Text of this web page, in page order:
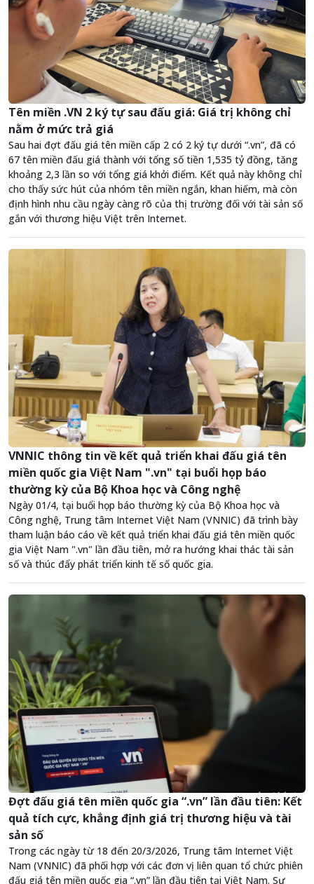
Tên miền .VN 2 ký tự sau đấu giá: Giá trị không chỉ
nằm ở mức trả giá
Sau hai đợt đấu giá tên miền cấp 2 có 2 ký tự dưới “.vn”, đã có
67 tên miền đấu giá thành với tổng số tiền 1,535 tỷ đồng, tăng
khoảng 2,3 lần so với tổng giá khởi điểm. Kết quả này không chỉ
cho thấy sức hút của nhóm tên miền ngắn, khan hiếm, mà còn
định hình nhu cầu ngày càng rõ của thị trường đối với tài sản số
gắn với thương hiệu Việt trên Internet.
VNNIC thông tin về kết quả triển khai đấu giá tên
miền quốc gia Việt Nam ".vn" tại buổi họp báo
thường kỳ của Bộ Khoa học và Công nghệ
Ngày 01/4, tại buổi họp báo thường kỳ của Bộ Khoa học và
Công nghệ, Trung tâm Internet Việt Nam (VNNIC) đã trình bày
tham luận báo cáo về kết quả triển khai đấu giá tên miền quốc
gia Việt Nam ".vn" lần đầu tiên, mở ra hướng khai thác tài sản
số và thúc đẩy phát triển kinh tế số quốc gia.
Đợt đấu giá tên miền quốc gia “.vn” lần đầu tiên: Kết
quả tích cực, khẳng định giá trị thương hiệu và tài
sản số
Trong các ngày từ 18 đến 20/3/2026, Trung tâm Internet Việt
Nam (VNNIC) đã phối hợp với các đơn vị liên quan tổ chức phiên
đấu giá tên miền quốc gia “.vn” lần đầu tiên tại Việt Nam. Sự